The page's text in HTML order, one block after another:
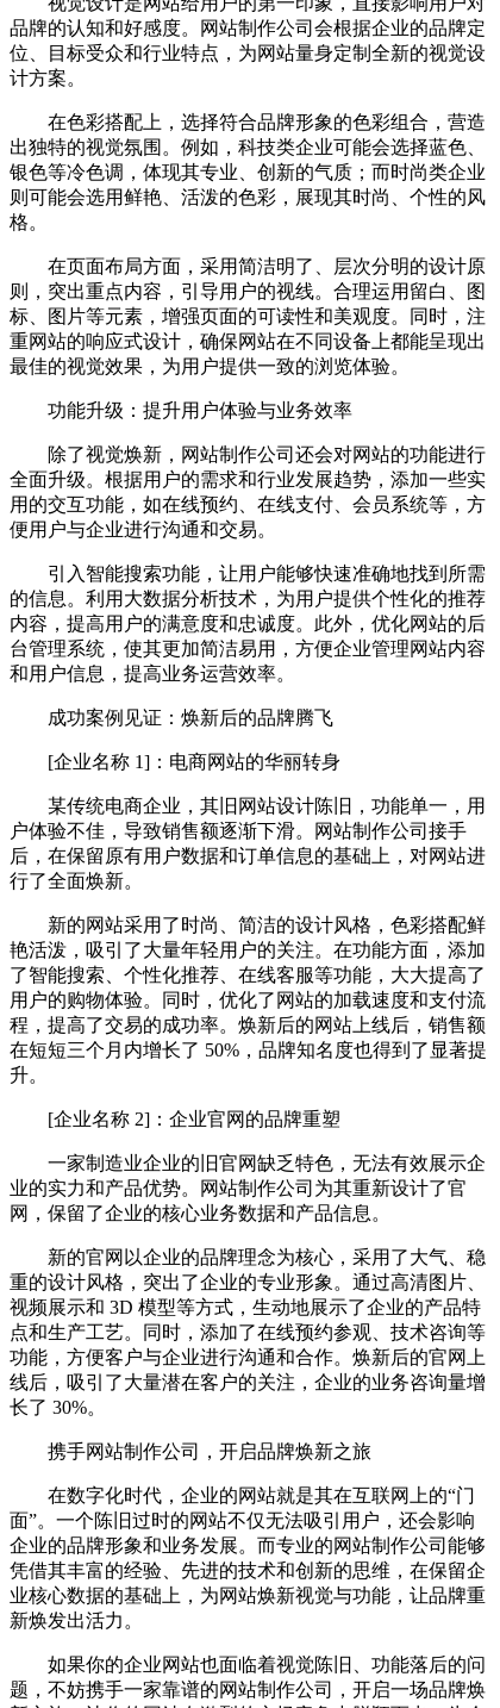
品牌的认知和好感度。网站制作公司会根据企业的品牌定
位、目标受众和行业特点，为网站量身定制全新的视觉设
计方案。
在色彩搭配上，选择符合品牌形象的色彩组合，营造
出独特的视觉氛围。例如，科技类企业可能会选择蓝色、
银色等冷色调，体现其专业、创新的气质；而时尚类企业
则可能会选用鲜艳、活泼的色彩，展现其时尚、个性的风
格。
在页面布局方面，采用简洁明了、层次分明的设计原
则，突出重点内容，引导用户的视线。合理运用留白、图
标、图片等元素，增强页面的可读性和美观度。同时，注
重网站的响应式设计，确保网站在不同设备上都能呈现出
最佳的视觉效果，为用户提供一致的浏览体验。
功能升级：提升用户体验与业务效率
除了视觉焕新，网站制作公司还会对网站的功能进行
全面升级。根据用户的需求和行业发展趋势，添加一些实
用的交互功能，如在线预约、在线支付、会员系统等，方
便用户与企业进行沟通和交易。
引入智能搜索功能，让用户能够快速准确地找到所需
的信息。利用大数据分析技术，为用户提供个性化的推荐
内容，提高用户的满意度和忠诚度。此外，优化网站的后
台管理系统，使其更加简洁易用，方便企业管理网站内容
和用户信息，提高业务运营效率。
成功案例见证：焕新后的品牌腾飞
[企业名称 1]：电商网站的华丽转身
某传统电商企业，其旧网站设计陈旧，功能单一，用
户体验不佳，导致销售额逐渐下滑。网站制作公司接手
后，在保留原有用户数据和订单信息的基础上，对网站进
行了全面焕新。
新的网站采用了时尚、简洁的设计风格，色彩搭配鲜
艳活泼，吸引了大量年轻用户的关注。在功能方面，添加
了智能搜索、个性化推荐、在线客服等功能，大大提高了
用户的购物体验。同时，优化了网站的加载速度和支付流
程，提高了交易的成功率。焕新后的网站上线后，销售额
在短短三个月内增长了 50%，品牌知名度也得到了显著提
升。
[企业名称 2]：企业官网的品牌重塑
一家制造业企业的旧官网缺乏特色，无法有效展示企
业的实力和产品优势。网站制作公司为其重新设计了官
网，保留了企业的核心业务数据和产品信息。
新的官网以企业的品牌理念为核心，采用了大气、稳
重的设计风格，突出了企业的专业形象。通过高清图片、
视频展示和 3D 模型等方式，生动地展示了企业的产品特
点和生产工艺。同时，添加了在线预约参观、技术咨询等
功能，方便客户与企业进行沟通和合作。焕新后的官网上
线后，吸引了大量潜在客户的关注，企业的业务咨询量增
长了 30%。
携手网站制作公司，开启品牌焕新之旅
在数字化时代，企业的网站就是其在互联网上的“门
面”。一个陈旧过时的网站不仅无法吸引用户，还会影响
企业的品牌形象和业务发展。而专业的网站制作公司能够
凭借其丰富的经验、先进的技术和创新的思维，在保留企
业核心数据的基础上，为网站焕新视觉与功能，让品牌重
新焕发出活力。
如果你的企业网站也面临着视觉陈旧、功能落后的问
题，不妨携手一家靠谱的网站制作公司，开启一场品牌焕